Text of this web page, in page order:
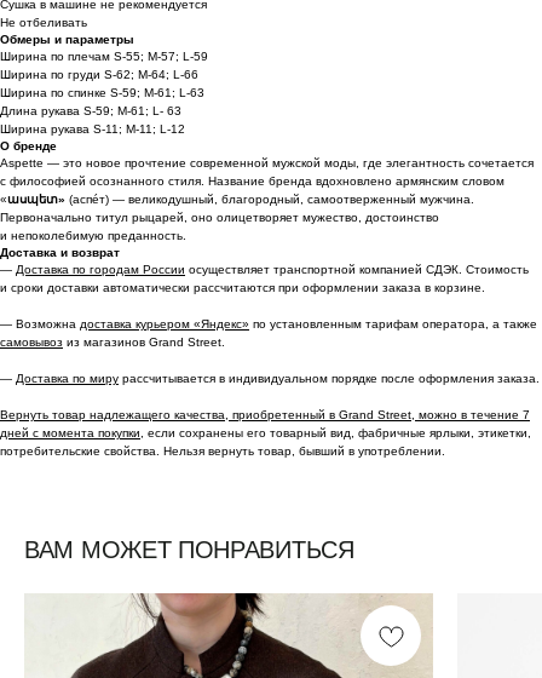
Сушка в машине не рекомендуется
Не отбеливать
Обмеры и параметры
Ширина по плечам S-55; M-57; L-59
Ширина по груди S-62; M-64; L-66
Ширина по спинке S-59; M-61; L-63
Длина рукава S-59; M-61; L- 63
Ширина рукава S-11; M-11; L-12
О бренде
Aspette — это новое прочтение современной мужской моды, где элегантность сочетается
с философией осознанного стиля. Название бренда вдохновлено армянским словом
«ասպետ» (аспéт) — великодушный, благородный, самоотверженный мужчина.
Первоначально титул рыцарей, оно олицетворяет мужество, достоинство
и непоколебимую преданность.
Доставка и возврат
— Доставка по городам России осуществляет транспортной компанией СДЭК. Стоимость
и сроки доставки автоматически рассчитаются при оформлении заказа в корзине.
— Возможна доставка курьером «Яндекс» по установленным тарифам оператора, а также
самовывоз из магазинов Grand Street.
— Доставка по миру рассчитывается в индивидуальном порядке после оформления заказа.
Вернуть товар надлежащего качества, приобретенный в Grand Street, можно в течение 7
дней с момента покупки,
если сохранены его товарный вид, фабричные ярлыки, этикетки,
потребительские свойства. Нельзя вернуть товар, бывший в употреблении.
ВАМ МОЖЕТ ПОНРАВИТЬСЯ